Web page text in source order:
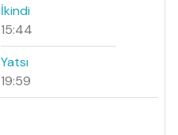
İkindi
15:44
Yatsı
19:59